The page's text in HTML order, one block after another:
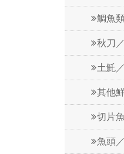
鯛魚
秋刀
土魠
其他
切片魚
魚頭